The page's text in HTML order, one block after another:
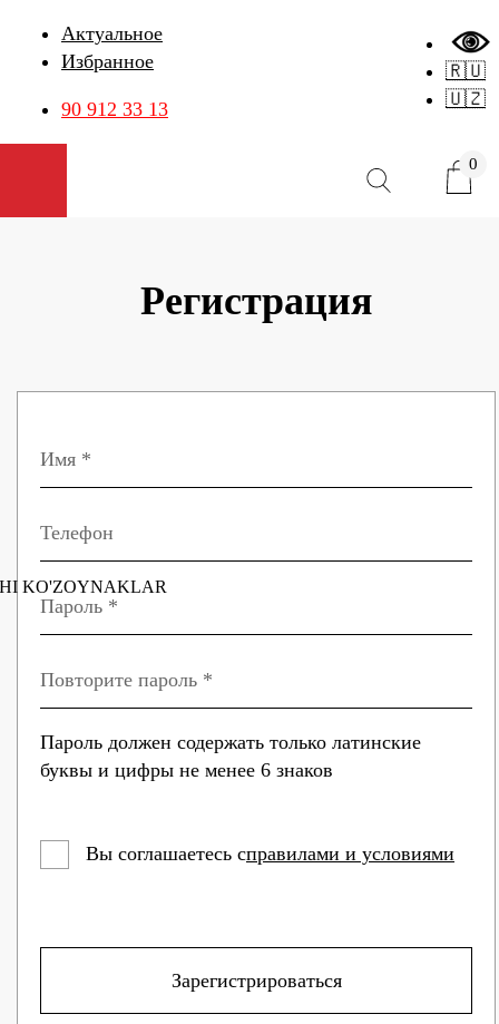
Актуальное
Избранное
90 912 33 13
🇷🇺
🇺🇿
0
KO'ZOYNAKLAR
Регистрация
Пароль должен содержать только латинские
буквы и цифры не менее 6 знаков
Вы соглашаетесь справилами и условиями
Зарегистрироваться